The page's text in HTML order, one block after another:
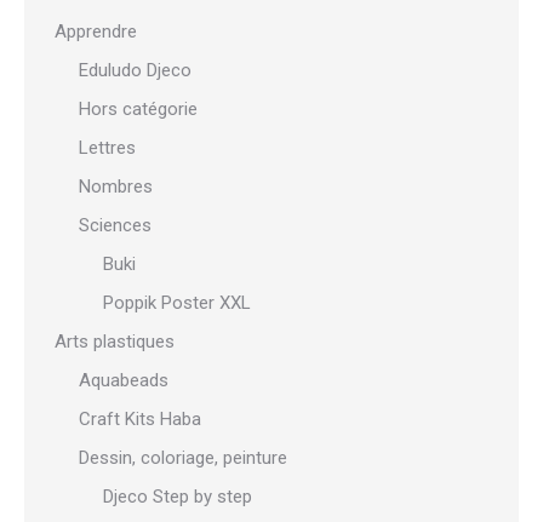
Apprendre
Eduludo Djeco
Hors catégorie
Lettres
Nombres
Sciences
Buki
Poppik Poster XXL
Arts plastiques
Aquabeads
Craft Kits Haba
Dessin, coloriage, peinture
Djeco Step by step